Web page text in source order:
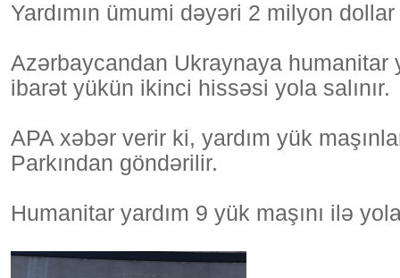
Yardımın ümumi dəyəri 2 milyon
Azərbaycandan Ukraynaya humanitar
ibarət yükün ikinci hissəsi yola salınır.
APA xəbər verir ki, yardım yük
Parkından göndərilir.
Humanitar yardım 9 yük maşını ilə